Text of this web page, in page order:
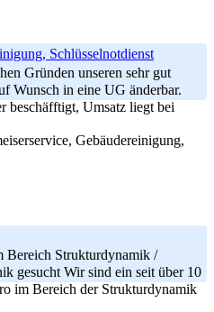
Schlüsselnotdienst
Gründen unseren sehr gut
Wunsch in eine UG änderbar.
beschäfftigt, Umsatz liegt bei
Bereich Strukturdynamik /
gesucht Wir sind ein seit über 10
im Bereich der Strukturdynamik